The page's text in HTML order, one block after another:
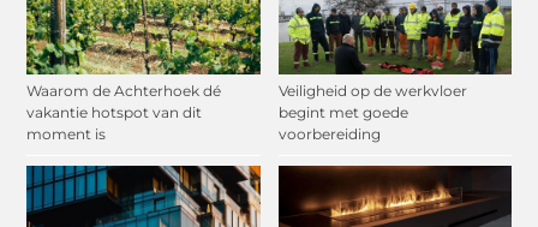
Waarom de Achterhoek dé
vakantie hotspot van dit
moment is
Veiligheid op de werkvloer
begint met goede
voorbereiding